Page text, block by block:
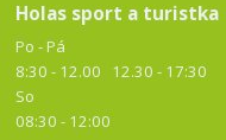
Holas sport a turistka
Po - Pá
8:30 - 12.00 12.30 - 17:30
So
08:30 - 12:00